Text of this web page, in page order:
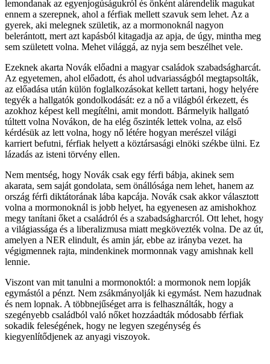
lemondanak az egyenjogúságukról és önként alárendelik magukat
ennem a szerepnek, ahol a férfiak mellett szavuk sem lehet. Az a
gyerek, aki melegnek születik, az a mormonoknál nagyon
belerántott, mert azt kapásból kitagadja az apja, de úgy, mintha meg
sem született volna. Mehet világgá, az nyja sem beszélhet vele.
Ezeknek akarta Novák előadni a magyar családok szabadságharcát.
Az egyetemen, ahol előadott, és ahol udvariasságból megtapsolták,
az előadása után külön foglalkozásokat kellett tartani, hogy helyére
tegyék a hallgatók gondolkodását: ez a nő a világból érkezett, és
azokhoz képest kell megítélni, amit mondott. Bármelyik hallgató
túltett volna Novákon, de ha elég őszinték lettek volna, az első
kérdésük az lett volna, hogy nő létére hogyan merészel világi
karriert befutni, férfiak helyett a köztársasági elnöki székbe ülni. Ez
lázadás az isteni törvény ellen.
Nem mentség, hogy Novák csak egy férfi bábja, akinek sem
akarata, sem saját gondolata, sem önállósága nem lehet, hanem az
ország férfi diktátorának lába kapcája. Novák csak akkor választott
volna a mormonoknál is jobb helyet, ha egyenesen az amishokhoz
megy tanítani őket a családról és a szabadságharcról. Ott lehet, hogy
a világiassága és a liberalizmusa miatt megkövezték volna. De az út,
amelyen a NER elindult, és amin jár, ebbe az irányba vezet. ha
végigmennek rajta, mindenkinek mormonnak vagy amishnak kell
lennie.
Viszont van mit tanulni a mormonoktól: a mormonok nem lopják
egymástól a pénzt. Nem zsákmányolják ki egymást. Nem hazudnak
és nem lopnak. A többnejűséget arra is felhasználták, hogy a
szegényebb családból való nőket hozzáadták módosabb férfiak
sokadik feleségének, hogy ne legyen szegénység és
kiegyenlítődjenek az anyagi viszoyok.